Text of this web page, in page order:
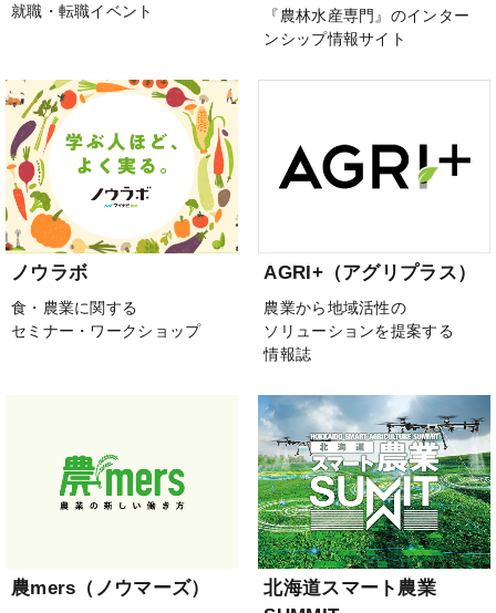
就職・転職イベント
『農林水産専門』のインター
ンシップ情報サイト
ノウラボ
食・農業に関する
セミナー・ワークショップ
AGRI+（アグリプラス）
農業から地域活性の
ソリューションを提案する
情報誌
農mers（ノウマーズ）
北海道スマート農業